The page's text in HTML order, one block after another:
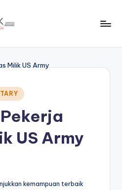
US Army
kemampuan terbaik